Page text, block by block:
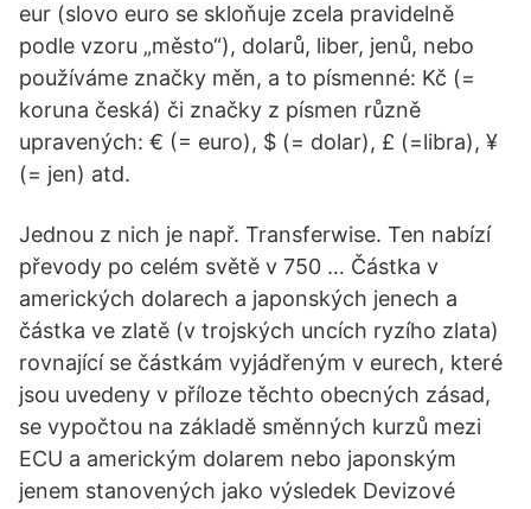
eur (slovo euro se skloňuje zcela pravidelně
podle vzoru „město“), dolarů, liber, jenů, nebo
používáme značky měn, a to písmenné: Kč (=
koruna česká) či značky z písmen různě
upravených: € (= euro), $ (= dolar), £ (=libra), ¥
(= jen) atd.
Jednou z nich je např. Transferwise. Ten nabízí
převody po celém světě v 750 … Částka v
amerických dolarech a japonských jenech a
částka ve zlatě (v trojských uncích ryzího zlata)
rovnající se částkám vyjádřeným v eurech, které
jsou uvedeny v příloze těchto obecných zásad,
se vypočtou na základě směnných kurzů mezi
ECU a americkým dolarem nebo japonským
jenem stanovených jako výsledek Devizové